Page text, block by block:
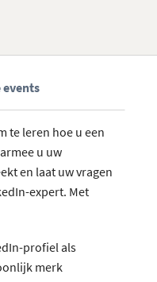
te leren hoe u een
u uw
en laat uw vragen
expert. Met
profiel als
merk
events